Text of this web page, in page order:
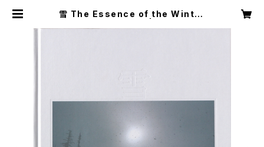
雪 The Essence of the Winter